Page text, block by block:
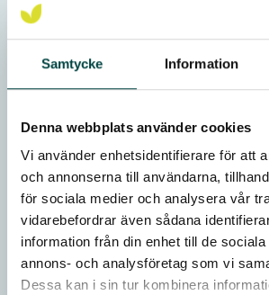
Samtycke Information
Denna webbplats använder cookies
Vi använder enhetsidentifierare för att
och annonserna till användarna,
för sociala medier och analysera vår
vidarebefordrar även sådana
information från din enhet till de
annons- och analysföretag som vi
Dessa kan i sin tur kombinera
forudsætninger for det enkelte projekt.
Maxiplugplanter
Urteplugplanter-vand
Bredmåtte og Bredrulle